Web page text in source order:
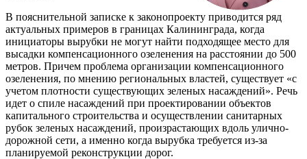
В пояснительной записке к законопроекту приводится ряд
актуальных примеров в границах Калининграда, когда
инициаторы вырубки не могут найти подходящее место для
высадки компенсационного озеленения на расстоянии до 500
метров. Причем проблема организации компенсационного
озеленения, по мнению региональных властей, существует «с
учетом плотности существующих зеленых насаждений». Речь
идет о спиле насаждений при проектировании объектов
капитального строительства и осуществлении санитарных
рубок зеленых насаждений, произрастающих вдоль улично-
дорожной сети, а именно когда вырубка требуется из-за
планируемой реконструкции дорог.